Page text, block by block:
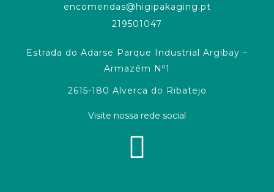
encomendas@higipakaging.pt
219501047
Estrada do Adarse Parque Industrial Argibay –
Armazém Nº1
2615-180 Alverca do Ribatejo
Visite nossa rede social